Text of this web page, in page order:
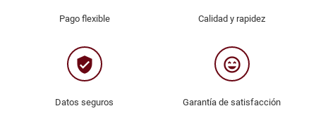
Pago flexible Calidad y rapidez
verified_user
Datos seguros
sentiment_very_satisfied
Garantía de satisfacción